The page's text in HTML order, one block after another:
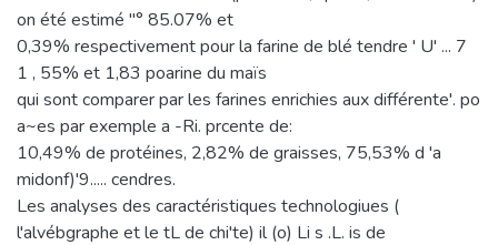
on été estimé "° 85.07% et
0,39% respectivement pour la farine de blé tendre ' U' ... 7
1 , 55% et 1,83 poarine du maïs
qui sont comparer par les farines enrichies aux différente'. po
a~es par exemple a -Ri. prcente de:
10,49% de protéines, 2,82% de graisses, 75,53% d 'a
midonf)'9..... cendres.
Les analyses des caractéristiques technologiues (
l'alvébgraphe et le tL de chi'te) il (o) Li s .L. is de